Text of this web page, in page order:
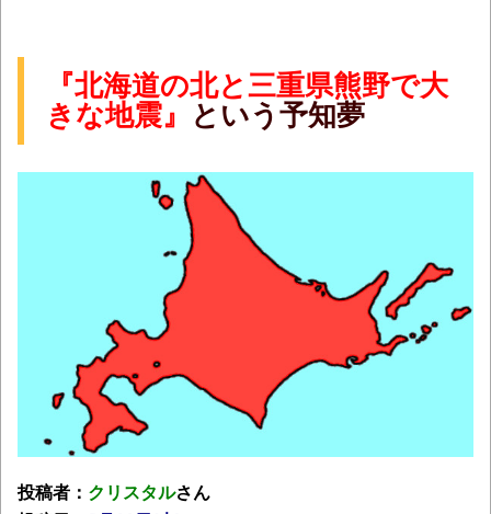
『北海道の北と三重県熊野で大
きな地震』 という予知夢
投稿者： クリスタルさん